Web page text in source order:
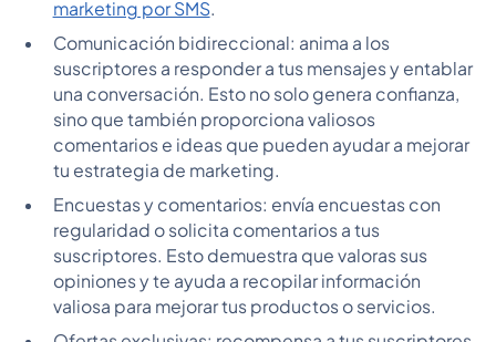
marketing por SMS.
Comunicación bidireccional: anima a los
suscriptores a responder a tus mensajes y entablar
una conversación. Esto no solo genera confianza,
sino que también proporciona valiosos
comentarios e ideas que pueden ayudar a mejorar
tu estrategia de marketing.
Encuestas y comentarios: envía encuestas con
regularidad o solicita comentarios a tus
suscriptores. Esto demuestra que valoras sus
opiniones y te ayuda a recopilar información
valiosa para mejorar tus productos o servicios.